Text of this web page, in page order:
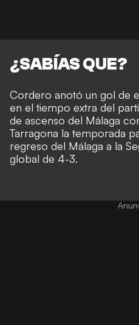
¿SABÍAS QUE?
Cordero anotó un gol de
en el tiempo extra del
de ascenso del Málaga
Tarragona la temporada
regreso del Málaga a la
global de 4-3.